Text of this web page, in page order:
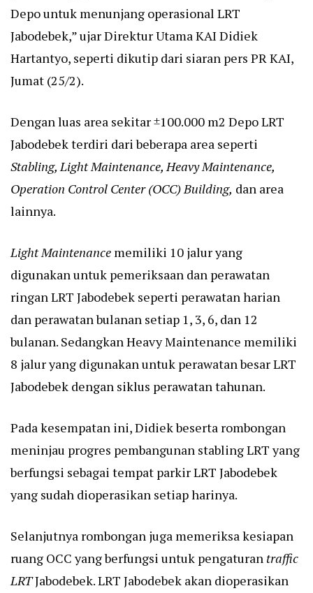
Depo untuk menunjang operasional LRT
Jabodebek,” ujar Direktur Utama KAI Didiek
Hartantyo, seperti dikutip dari siaran pers PR KAI,
Jumat (25/2).
Dengan luas area sekitar ±100.000 m2 Depo LRT
Jabodebek terdiri dari beberapa area seperti
Stabling, Light Maintenance, Heavy Maintenance,
Operation Control Center (OCC) Building, dan area
lainnya.
Light Maintenance memiliki 10 jalur yang
digunakan untuk pemeriksaan dan perawatan
ringan LRT Jabodebek seperti perawatan harian
dan perawatan bulanan setiap 1, 3, 6, dan 12
bulanan. Sedangkan Heavy Maintenance memiliki
8 jalur yang digunakan untuk perawatan besar LRT
Jabodebek dengan siklus perawatan tahunan.
Pada kesempatan ini, Didiek beserta rombongan
meninjau progres pembangunan stabling LRT yang
berfungsi sebagai tempat parkir LRT Jabodebek
yang sudah dioperasikan setiap harinya.
Selanjutnya rombongan juga memeriksa kesiapan
ruang OCC yang berfungsi untuk pengaturan traffic
LRTJabodebek. LRT Jabodebek akan dioperasikan